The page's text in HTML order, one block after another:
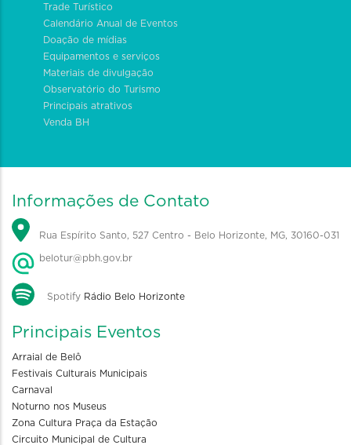
Trade Turístico
Calendário Anual de Eventos
Doação de mídias
Equipamentos e serviços
Materiais de divulgação
Observatório do Turismo
Principais atrativos
Venda BH
Informações de Contato
Rua Espírito Santo, 527 Centro - Belo Horizonte, MG, 30160-031
belotur@pbh.gov.br
Spotify Rádio Belo Horizonte
Principais Eventos
Arraial de Belô
Festivais Culturais Municipais
Carnaval
Noturno nos Museus
Zona Cultura Praça da Estação
Circuito Municipal de Cultura